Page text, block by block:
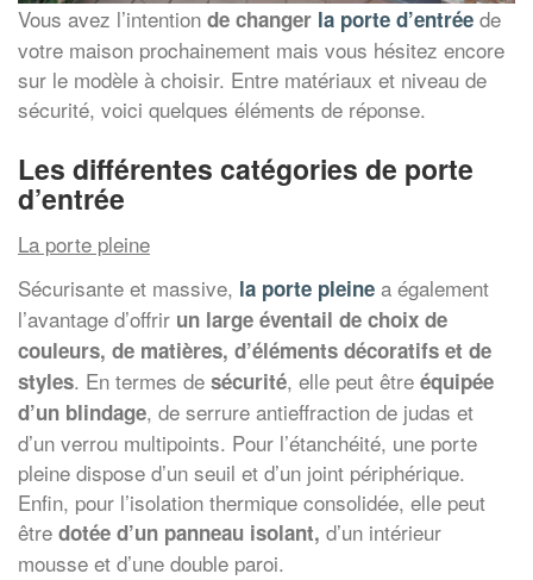
Vous avez l’intention de changer la porte d’entrée de
votre maison prochainement mais vous hésitez encore
sur le modèle à choisir. Entre matériaux et niveau de
sécurité, voici quelques éléments de réponse.
Les différentes catégories de porte
d’entrée
La porte pleine
Sécurisante et massive, la porte pleine a également
l’avantage d’offrir un large éventail de choix de
couleurs, de matières, d’éléments décoratifs et de
styles. En termes de sécurité, elle peut être équipée
d’un blindage, de serrure antieffraction de judas et
d’un verrou multipoints. Pour l’étanchéité, une porte
pleine dispose d’un seuil et d’un joint périphérique.
Enfin, pour l’isolation thermique consolidée, elle peut
être dotée d’un panneau isolant, d’un intérieur
mousse et d’une double paroi.